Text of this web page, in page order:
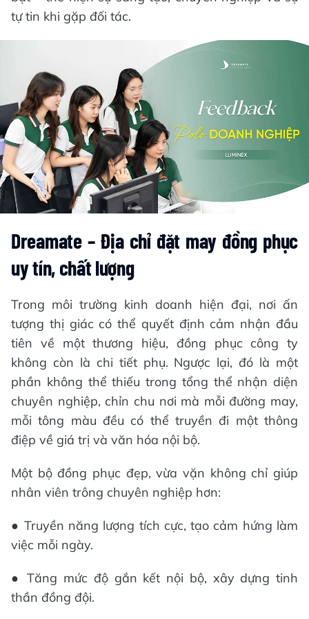
tự tin khi gặp đối tác.
Dreamate – Địa chỉ đặt may đồng phục
uy tín, chất lượng
Trong môi trường kinh doanh hiện đại, nơi ấn
tượng thị giác có thể quyết định cảm nhận đầu
tiên về một thương hiệu, đồng phục công ty
không còn là chi tiết phụ. Ngược lại, đó là một
phần không thể thiếu trong tổng thể nhận diện
chuyên nghiệp, chỉn chu nơi mà mỗi đường may,
mỗi tông màu đều có thể truyền đi một thông
điệp về giá trị và văn hóa nội bộ.
Một bộ đồng phục đẹp, vừa vặn không chỉ giúp
nhân viên trông chuyên nghiệp hơn:
● Truyền năng lượng tích cực, tạo cảm hứng làm
việc mỗi ngày.
● Tăng mức độ gắn kết nội bộ, xây dựng tinh
thần đồng đội.